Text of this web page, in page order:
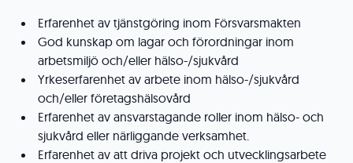
Erfarenhet av tjänstgöring inom Försvarsmakten
God kunskap om lagar och förordningar inom
arbetsmiljö och/eller hälso-/sjukvård
Yrkeserfarenhet av arbete inom hälso-/sjukvård
och/eller företagshälsovård
Erfarenhet av ansvarstagande roller inom hälso- och
sjukvård eller närliggande verksamhet.
Erfarenhet av att driva projekt och utvecklingsarbete